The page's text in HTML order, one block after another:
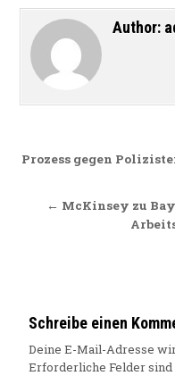
Author:
Prozess gegen
← McKinsey zu
Schreibe einen
Deine E-Mail-Adresse
Erforderliche Felder